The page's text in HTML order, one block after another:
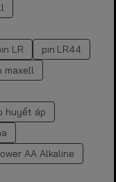
LR
pin LR44
maxell
huyết áp
AA Alkaline